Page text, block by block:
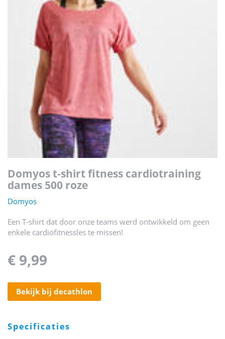
domyos t-shirt fitness cardiotraining
dames 500 roze
Domyos
Een T-shirt dat door onze teams werd ontwikkeld om geen
enkele cardiofitnessles te missen!
€ 9,99
bekijk bij decathlon
specificaties